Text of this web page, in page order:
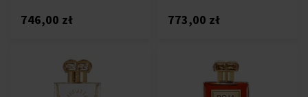
746,00 zł 773,00 zł